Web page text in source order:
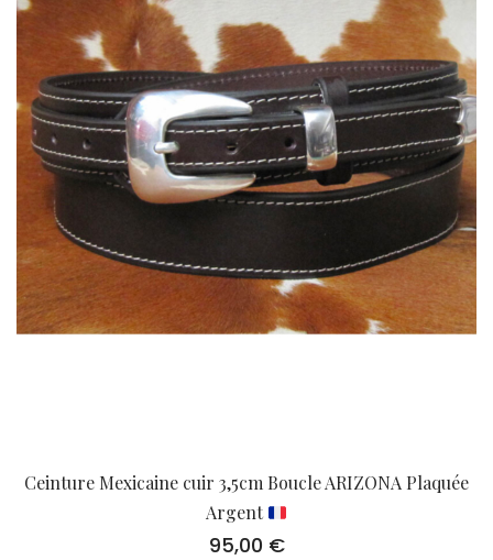
Ceinture Mexicaine cuir 3,5cm Boucle ARIZONA Plaquée
Argent
95,00 €